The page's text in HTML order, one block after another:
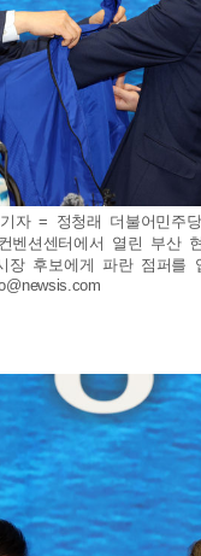
자 = 정청래 더불어민주
벤션센터에서 열린 부산
장 후보에게 파란 점퍼를